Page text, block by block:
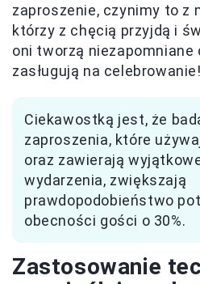
zaproszenie, czynimy to z
którzy z chęcią przyjdą i
oni tworzą niezapomniane
zasługują na celebrowanie!
Ciekawostką jest, że
zaproszenia, które
oraz zawierają
wydarzenia, zwiększają
prawdopodobieństwo
obecności gości o 30%.
Zastosowanie